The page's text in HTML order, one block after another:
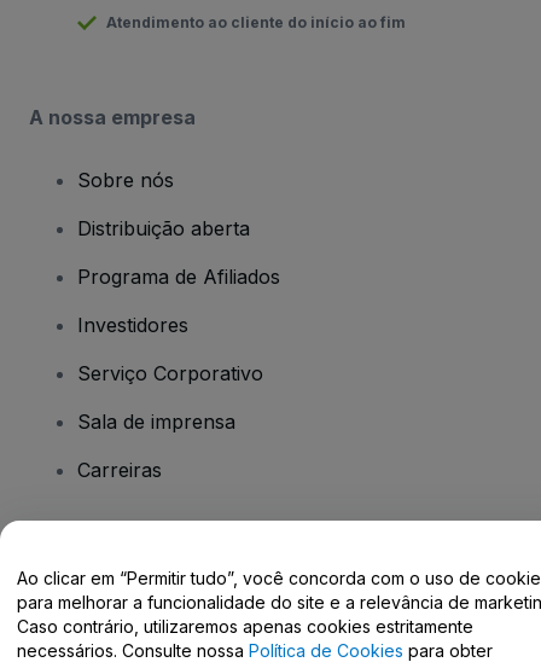
Atendimento ao cliente do início ao fim
A nossa empresa
Sobre nós
Distribuição aberta
Programa de Afiliados
Investidores
Serviço Corporativo
Sala de imprensa
Carreiras
Centro de Ajuda / Fale Conosco
Ao clicar em “Permitir tudo”, você concorda com o uso de
para melhorar a funcionalidade do site e a relevância de
Caso contrário, utilizaremos apenas cookies estritamente
necessários. Consulte nossa Política de Cookies para obter